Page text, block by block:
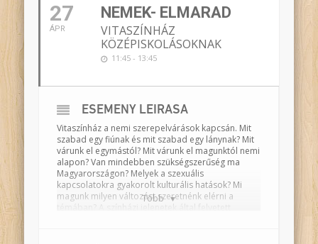
27
ÁPR
NEMEK- ELMARAD
VITASZÍNHÁZ
KÖZÉPISKOLÁSOKNAK
11:45 - 13:45
Több
ESEMÉNY LEÍRÁSA
Vitaszínház a nemi szerepelvárások kapcsán. Mit
szabad egy fiúnak és mit szabad egy lánynak? Mit
várunk el egymástól? Mit várunk el magunktól nemi
alapon? Van mindebben szükségszerűség ma
Magyarországon? Melyek a szexuális
kapcsolatokra gyakorolt kulturális hatások? Mi
magunk milyen változást szeretnénk elérni a